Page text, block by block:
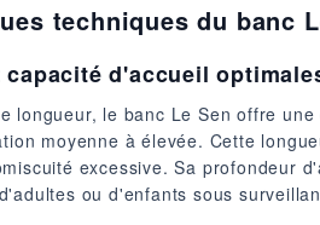
techniques du banc
d'accueil
longueur, le banc Le Sen offre
moyenne à élevée. Cette
excessive. Sa profondeur
ou d'enfants sous